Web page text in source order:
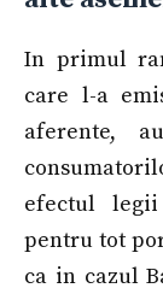
In primul
care l-a
aferente,
efectul legii
pentru tot
ca in cazul